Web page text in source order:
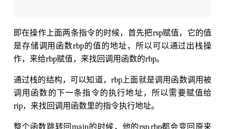
即在操作上面两条指令的时候，首先把rsp赋值，它的值
是存储调用函数rbp的值的地址，所以可以通过出栈操
作，来给rbp赋值，来找回调用函数的rbp。
通过栈的结构，可以知道，rbp上面就是调用函数调用被
调用函数的下一条指令的执行地址，所以需要赋值给
rip，来找回调用函数里的指令执行地址。
整个函数跳转回main的时候，他的rsp,rbp都会变回原来